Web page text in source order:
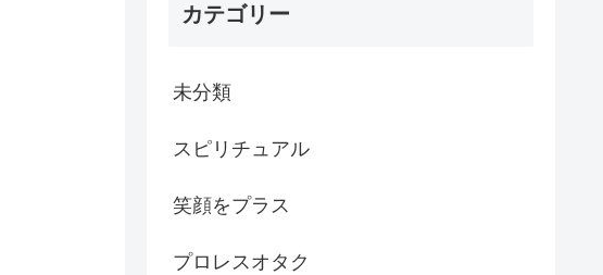
カテゴリー
未分類
スピリチュアル
笑顔をプラス
プロレスオタク